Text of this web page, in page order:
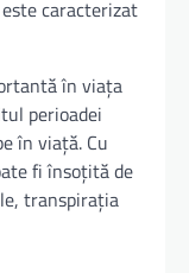
caracterizat
în viața
perioadei
în viață. Cu
fi însoțită de
transpirația